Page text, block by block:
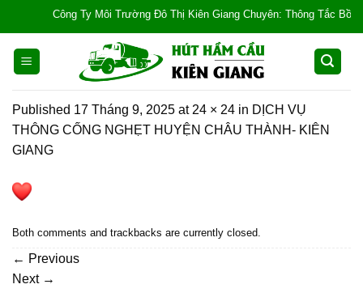
content
Công Ty Môi Trường Đô Thị Kiên Giang Chuyên: Thông Tắc Bồn
Published 17 Tháng 9, 2025 at 24 × 24 in DỊCH VỤ
THÔNG CỐNG NGHẸT HUYỆN CHÂU THÀNH- KIÊN
GIANG
Both comments and trackbacks are currently closed.
← Previous
Next →